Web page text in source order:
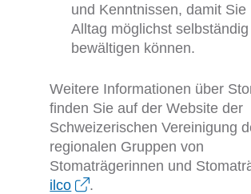
und Kenntnissen, damit Sie
Alltag möglichst selbständig
bewältigen können.
Weitere Informationen über
finden Sie auf der Website der
Schweizerischen Vereinigung
regionalen Gruppen von
Stomaträgerinnen und
ilco
.